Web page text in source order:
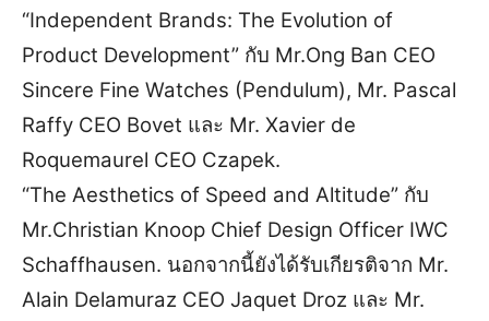
“Independent Brands: The Evolution of
Product Development” กับ Mr.Ong Ban CEO
Sincere Fine Watches (Pendulum), Mr. Pascal
Raffy CEO Bovet และ Mr. Xavier de
Roquemaurel CEO Czapek.
“The Aesthetics of Speed and Altitude” กับ
Mr.Christian Knoop Chief Design Officer IWC
Schaffhausen. นอกจากนี้ยังได้รับเกียรติจาก Mr.
Alain Delamuraz CEO Jaquet Droz และ Mr.